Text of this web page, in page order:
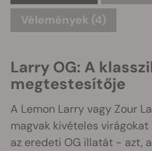
Vélemények (4)
Larry OG: A
megtestesítője
A Lemon Larry vagy Zour
magvak kivételes
az eredeti OG illatát - azt,